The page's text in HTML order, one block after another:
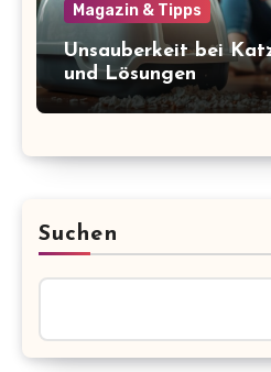
Magazin & Tipps
Unsauberkeit bei
und Lösungen
Suchen